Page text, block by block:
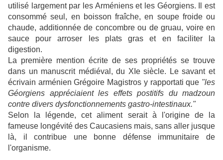
utilisé largement par les Arméniens et les Géorgiens. Il est
consommé seul, en boisson fraîche, en soupe froide ou
chaude, additionnée de concombre ou de gruau, voire en
sauce pour arroser les plats gras et en faciliter la
digestion.
La première mention écrite de ses propriétés se trouve
dans un manuscrit médiéval, du XIe siècle. Le savant et
écrivain arménien Grégoire Magistros y rapportati que "les
Géorgiens appréciaient les effets postitifs du madzoun
contre divers dysfonctionnements gastro-intestinaux."
Selon la légende, cet aliment serait à l'origine de la
fameuse longévité des Caucasiens mais, sans aller jusque
là, il contribue une bonne défense immunitaire de
l'organisme.